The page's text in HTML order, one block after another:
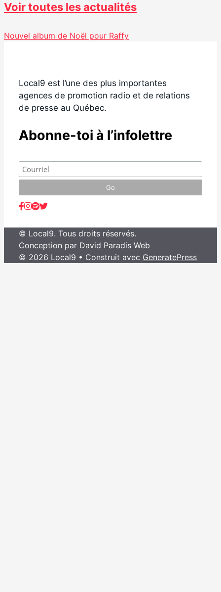
Voir toutes les actualités
Nouvel album de Noël pour Raffy
Local9 est l’une des plus importantes
agences de promotion radio et de relations
de presse au Québec.
Abonne-toi à l’infolettre
© Local9. Tous droits réservés.
Conception par David Paradis Web
© 2026 Local9 • Construit avec GeneratePress